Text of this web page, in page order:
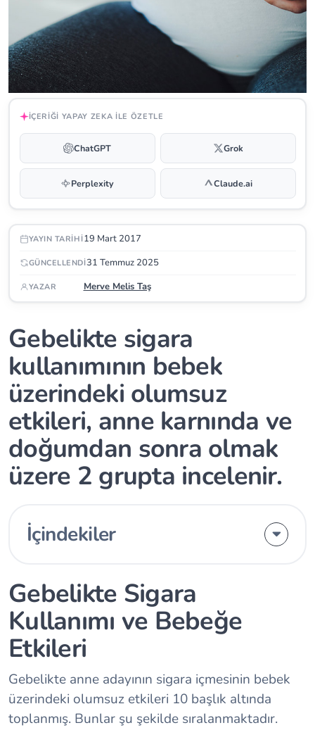
İÇERIĞI YAPAY ZEKA ILE ÖZETLE
ChatGPT Grok
Perplexity Claude.ai
YAYIN TARIHI19 Mart 2017
GÜNCELLENDI31 Temmuz 2025
YAZAR Merve Melis Taş
Gebelikte sigara
kullanımının bebek
üzerindeki olumsuz
etkileri, anne karnında ve
doğumdan sonra olmak
üzere 2 grupta incelenir.
İçindekiler
Gebelikte Sigara
Kullanımı ve Bebeğe
Etkileri
Gebelikte anne adayının sigara içmesinin bebek
üzerindeki olumsuz etkileri 10 başlık altında
toplanmış. Bunlar şu şekilde sıralanmaktadır.